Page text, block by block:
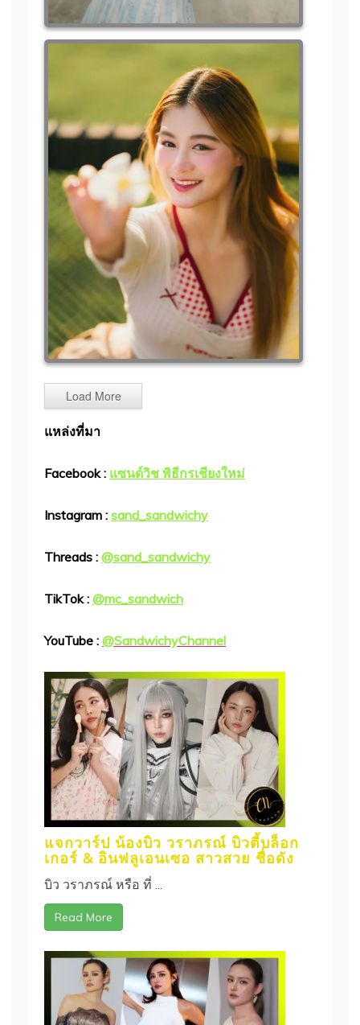
Load More
แหล่งที่มา
Facebook : แซนด์วิช พิธีกรเชียงใหม่
Instagram : sand_sandwichy
Threads : @sand_sandwichy
TikTok : @mc_sandwich
YouTube : @SandwichyChannel
แจกวาร์ป น้องบิว วราภรณ์ บิวตี้บล็อก
เกอร์ & อินฟลูเอนเซอ สาวสวย ชื่อดัง
บิว วราภรณ์ หรือ ที่ ...
Read More